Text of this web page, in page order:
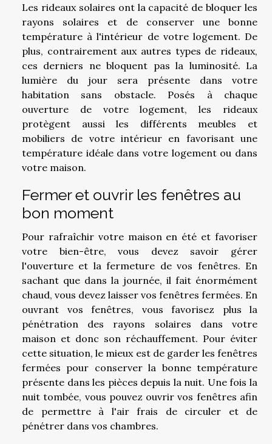
Les rideaux solaires ont la capacité de bloquer les
rayons solaires et de conserver une bonne
température à l'intérieur de votre logement. De
plus, contrairement aux autres types de rideaux,
ces derniers ne bloquent pas la luminosité. La
lumière du jour sera présente dans votre
habitation sans obstacle. Posés à chaque
ouverture de votre logement, les rideaux
protègent aussi les différents meubles et
mobiliers de votre intérieur en favorisant une
température idéale dans votre logement ou dans
votre maison.
Fermer et ouvrir les fenêtres au
bon moment
Pour rafraîchir votre maison en été et favoriser
votre bien-être, vous devez savoir gérer
l'ouverture et la fermeture de vos fenêtres. En
sachant que dans la journée, il fait énormément
chaud, vous devez laisser vos fenêtres fermées. En
ouvrant vos fenêtres, vous favorisez plus la
pénétration des rayons solaires dans votre
maison et donc son réchauffement. Pour éviter
cette situation, le mieux est de garder les fenêtres
fermées pour conserver la bonne température
présente dans les pièces depuis la nuit. Une fois la
nuit tombée, vous pouvez ouvrir vos fenêtres afin
de permettre à l'air frais de circuler et de
pénétrer dans vos chambres.